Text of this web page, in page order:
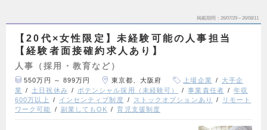
掲載期間 26/07/29～26/08/11
【20代×女性限定】未経験可能の人事担当
【経験者面接確約求人あり】
人事（採用・教育など）
550万円 ～ 899万円 東京都、大阪府 上場企業
大手企
業
土日祝休み ポテンシャル採用（未経験可） 事業責任者
年収
600万以上
インセンティブ制度 ストックオプションあり
リモート
ワーク可能
副業してもOK 育児支援制度